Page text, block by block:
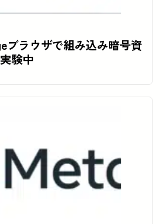
ブラウザで組み込み暗号資
験中